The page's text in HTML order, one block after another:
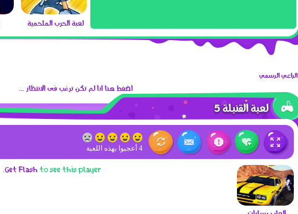
لعبة الحرب الملحمية
الراعي الرسمي
اضغط هنا اذا لم تكن ترغب فى الانتظار ...
لعبة القنبلة 5
4 أعجبوا بهذه اللعبة
Get Flashto see this player.